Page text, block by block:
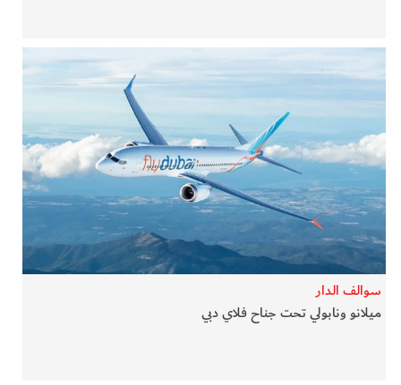
فيديو
كل الأقسام
أبناء الديرة
الفرجان
تكنولوجيا
من العالم
سوالف الدار
ميلانو ونابولي تحت جناح فلاي دبي